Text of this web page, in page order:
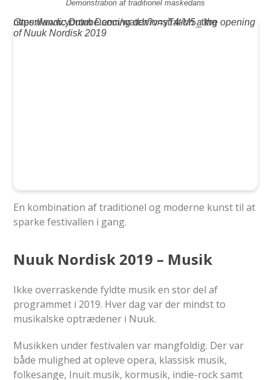
Demonstration af traditionel maskedans
https://www.youtube.com/watch?v=yT4-M5_tkrg
Greenlandic Drum Dancing demonstration a the opening
of Nuuk Nordisk 2019
En kombination af traditionel og moderne kunst til at
sparke festivallen i gang.
Nuuk Nordisk 2019 – Musik
Ikke overraskende fyldte musik en stor del af
programmet i 2019. Hver dag var der mindst to
musikalske optrædener i Nuuk.
Musikken under festivalen var mangfoldig. Der var
både mulighed at opleve opera, klassisk musik,
folkesange, Inuit musik, kormusik, indie-rock samt